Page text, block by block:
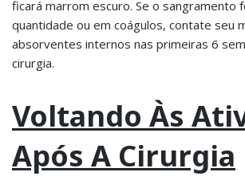
ficará marrom escuro. Se o sangramento
quantidade ou em coágulos, contate seu
absorventes internos nas primeiras 6
cirurgia.
Voltando Às
Após A Cirurgia